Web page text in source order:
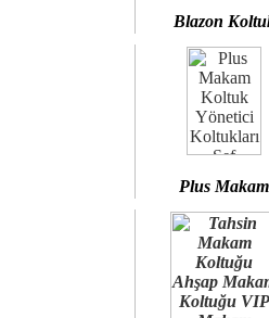
Blazon
Plus Makam